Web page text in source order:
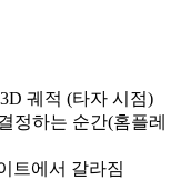
궤적 (타자 시점)
정하는 순간(홈플레
트에서 갈라짐